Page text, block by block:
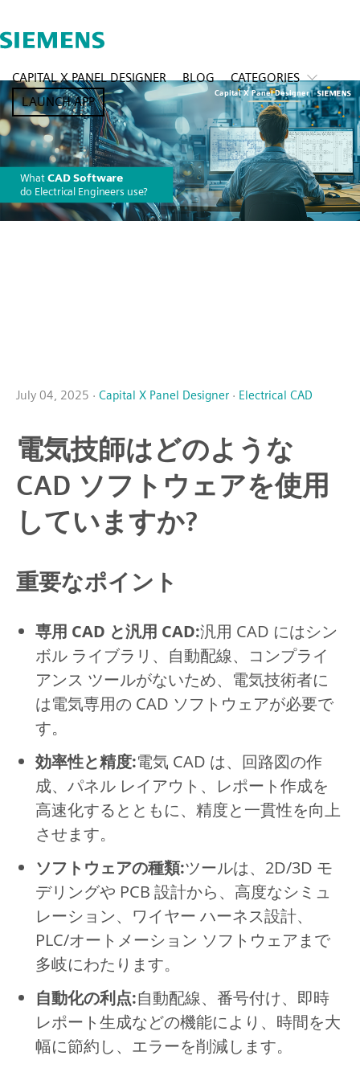
CAPITAL X PANEL DESIGNER BLOG
CATEGORIES
LAUNCH APP
July 04, 2025 · Capital X Panel Designer · Electrical CAD
電気技師はどのような
CAD ソフトウェアを使用
していますか?
重要なポイント
専用 CAD と汎用 CAD:汎用 CAD にはシン
ボル ライブラリ、自動配線、コンプライ
アンス ツールがないため、電気技術者に
は電気専用の CAD ソフトウェアが必要で
す。
効率性と精度:電気 CAD は、回路図の作
成、パネル レイアウト、レポート作成を
高速化するとともに、精度と一貫性を向上
させます。
ソフトウェアの種類:ツールは、2D/3D モ
デリングや PCB 設計から、高度なシミュ
レーション、ワイヤー ハーネス設計、
PLC/オートメーション ソフトウェアまで
多岐にわたります。
自動化の利点:自動配線、番号付け、即時
レポート生成などの機能により、時間を大
幅に節約し、エラーを削減します。